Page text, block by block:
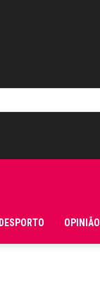
DESPORTO OPINIÃO